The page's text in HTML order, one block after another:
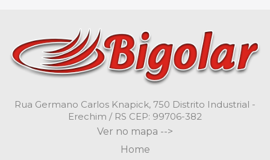
Rua Germano Carlos Knapick, 750 Distrito Industrial -
Erechim / RS CEP: 99706-382
Ver no mapa -->
Home